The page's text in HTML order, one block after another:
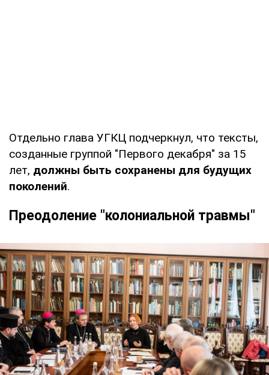
Отдельно глава УГКЦ подчеркнул, что тексты,
созданные группой "Первого декабря" за 15
лет, должны быть сохранены для будущих
поколений.
Преодоление "колониальной травмы"